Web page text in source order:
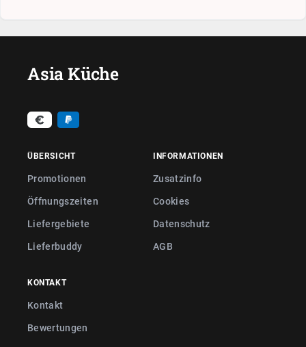
Asia Küche
ÜBERSICHT
Promotionen
Öffnungszeiten
Liefergebiete
Lieferbuddy
INFORMATIONEN
Zusatzinfo
Cookies
Datenschutz
AGB
KONTAKT
Kontakt
Bewertungen